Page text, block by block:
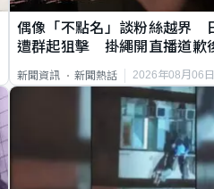
偶像「不點名」談粉絲越界
遭群起狙擊 掛繩開直播道歉
新聞資訊 新聞熱話 2026年08月06日